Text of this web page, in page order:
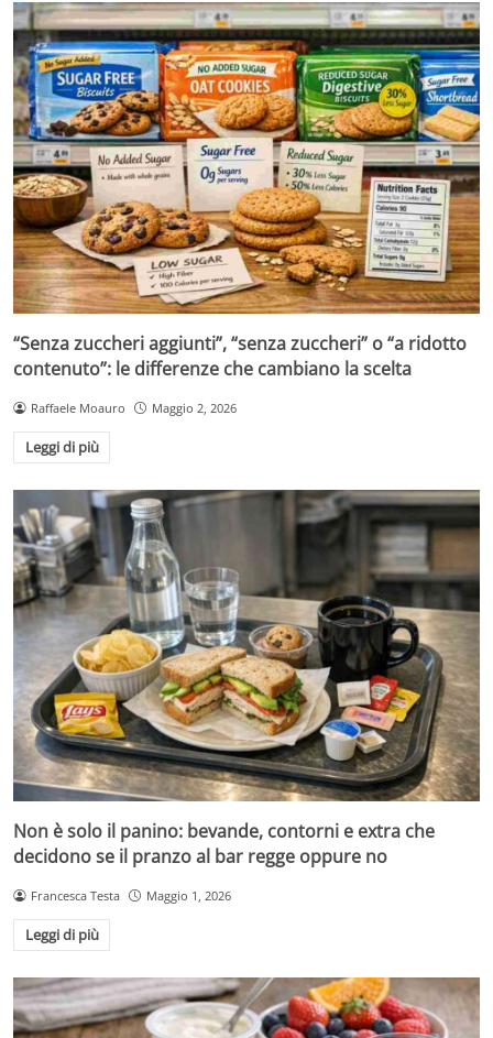
“Senza zuccheri aggiunti”, “senza zuccheri” o “a ridotto
contenuto”: le differenze che cambiano la scelta
Raffaele Moauro Maggio 2, 2026
Leggi di più
Non è solo il panino: bevande, contorni e extra che
decidono se il pranzo al bar regge oppure no
Francesca Testa Maggio 1, 2026
Leggi di più